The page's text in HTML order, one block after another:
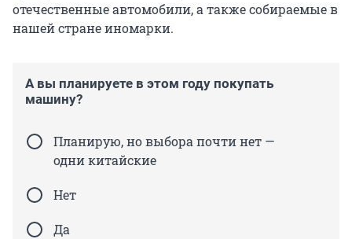
отечественные автомобили, а также собираемые в
нашей стране иномарки.
А вы планируете в этом году покупать
машину?
Планирую, но выбора почти нет —
одни китайские
Нет
Да